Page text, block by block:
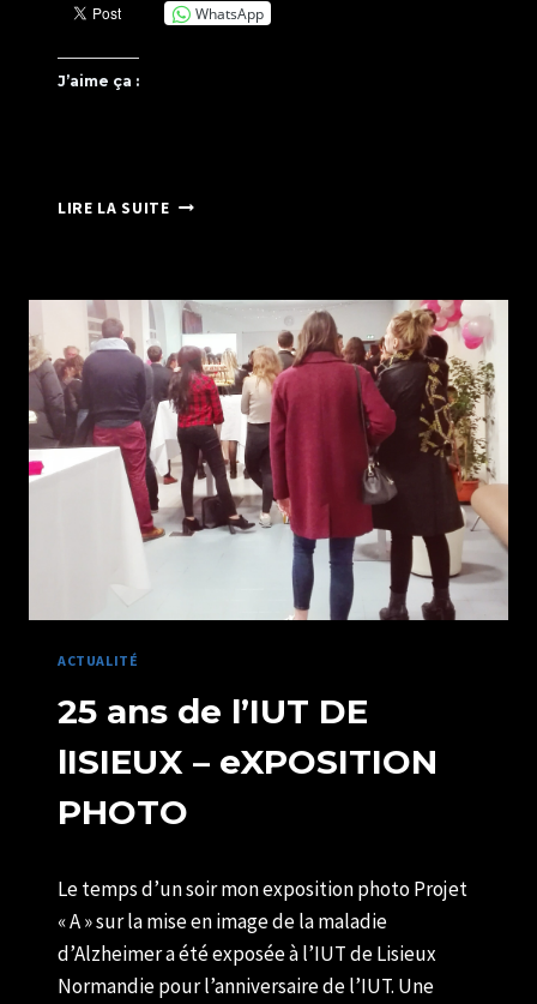
WhatsApp
J’aime ça :
LIRE LA SUITESYLVIE
SES
PHOTO
CHEZ
PRESSING
NET
SELF
À
LISIEUX
NORMANDIE
ACTUALITÉ
25 ans de l’IUT DE
lISIEUX – eXPOSITION
PHOTO
U82599339
Le temps d’un soir mon exposition photo Projet
« A » sur la mise en image de la maladie
d’Alzheimer a été exposée à l’IUT de Lisieux
Normandie pour l’anniversaire de l’IUT. Une